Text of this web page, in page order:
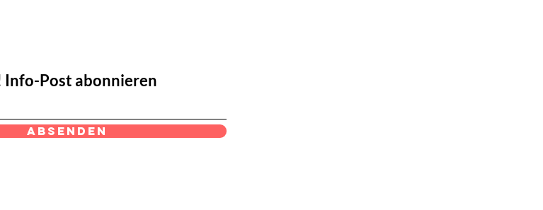
Info-Post abonnieren
Absenden